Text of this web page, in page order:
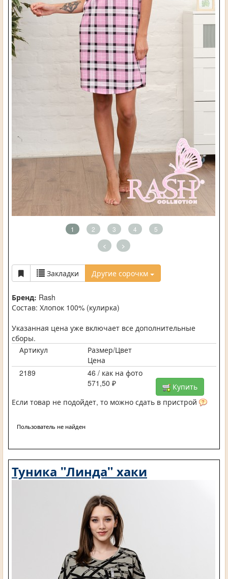
1 2 3 4 5
< >
Закладки Другие сорочкм
Бренд: Rash
Состав: Хлопок 100% (кулирка)
Указанная цена уже включает все дополнительные
сборы.
Артикул
Размер/Цвет
Цена
2189
46 / как на фото
571,50 ₽
Купить
Если товар не подойдет, то можно сдать в пристрой
Пользователь не найден
Туника "Линда" хаки